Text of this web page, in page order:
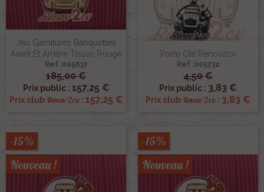
Jeu Garnitures Banquettes
Avant Et Arrière Tissus Rouge
Ref :005637
185,00 €
Prix public : 157,25 €
Prix club Renov 2cv: 157,25 €
Porte Clé Renov2cv
Ref :005732
4,50 €
Prix public : 3,83 €
Prix club Renov 2cv : 3,83 €
-15%
Nouveau !
-15%
Nouveau !